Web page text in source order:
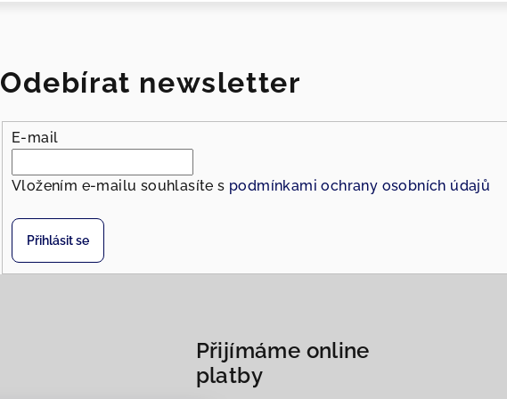
Odebírat newsletter
E-mail
Vložením e-mailu souhlasíte s podmínkami ochrany osobních údajů
Přihlásit se
Přijímáme online
platby